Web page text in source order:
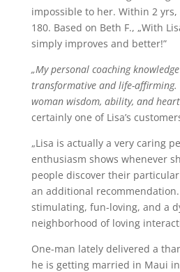
impossible to her. Within 2
180. Based on Beth F., „With
simply improves and better!”
„My personal coaching
transformative and life-affirming.
woman wisdom, ability, and
certainly one of Lisa’s
„Lisa is actually a very caring
enthusiasm shows whenever
people discover their particular
an additional
stimulating, fun-loving, and a
neighborhood of loving
One-man lately delivered a
he is getting married in Maui